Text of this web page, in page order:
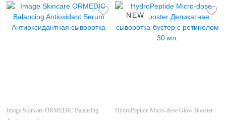
Image Skincare ORMEDIC Balancing
NEW
HydroPeptide Micro-dose Glow Booster